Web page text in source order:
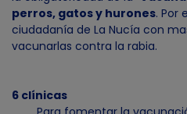
perros, gatos y hurones. Por
ciudadanía de La Nucía con
vacunarlas contra la rabia.
6 clínicas